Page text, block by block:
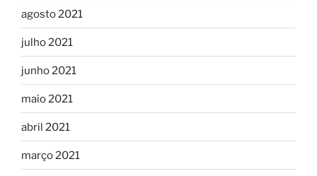
agosto 2021
julho 2021
junho 2021
maio 2021
abril 2021
março 2021